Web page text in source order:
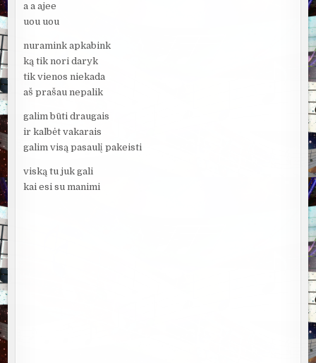
a a ajee
uou uou
nuramink apkabink
ką tik nori daryk
tik vienos niekada
aš prašau nepalik
galim būti draugais
ir kalbėt vakarais
galim visą pasaulį pakeisti
viską tu juk gali
kai esi su manimi